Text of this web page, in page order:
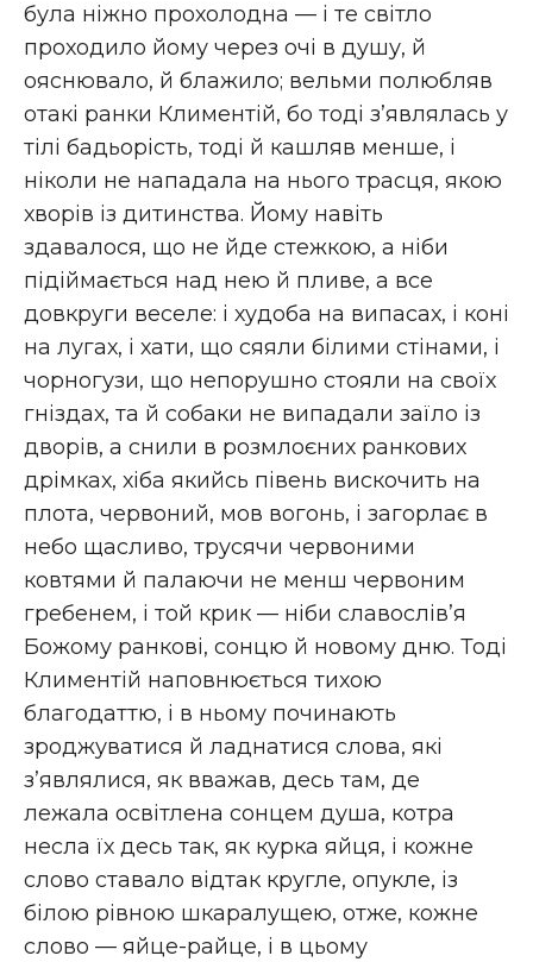
була ніжно прохолодна — і те світло
проходило йому через очі в душу, й
ояснювало, й блажило; вельми полюбляв
отакі ранки Климентій, бо тоді з’являлась у
тілі бадьорість, тоді й кашляв менше, і
ніколи не нападала на нього трасця, якою
хворів із дитинства. Йому навіть
здавалося, що не йде стежкою, а ніби
підіймається над нею й пливе, а все
довкруги веселе: і худоба на випасах, і коні
на лугах, і хати, що сяяли білими стінами, і
чорногузи, що непорушно стояли на своїх
гніздах, та й собаки не випадали заїло із
дворів, а снили в розмлоєних ранкових
дрімках, хіба якийсь півень вискочить на
плота, червоний, мов вогонь, і загорлає в
небо щасливо, трусячи червоними
ковтями й палаючи не менш червоним
гребенем, і той крик — ніби славослів’я
Божому ранкові, сонцю й новому дню. Тоді
Климентій наповнюється тихою
благодаттю, і в ньому починають
зроджуватися й ладнатися слова, які
з’являлися, як вважав, десь там, де
лежала освітлена сонцем душа, котра
несла їх десь так, як курка яйця, і кожне
слово ставало відтак кругле, опукле, із
білою рівною шкаралущею, отже, кожне
слово — яйце-райце, і в цьому